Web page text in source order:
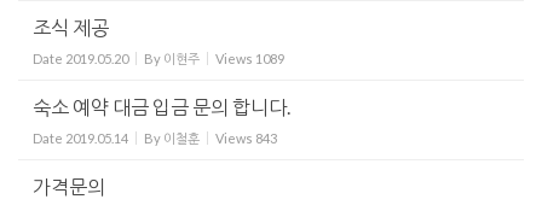
조식 제공
Date 2019.05.20 By 이현주 Views 1089
숙소 예약 대금 입금 문의 합니다.
Date 2019.05.14 By 이철훈 Views 843
가격문의